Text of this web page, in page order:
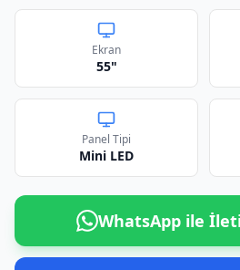
Ekran
55"
Panel Tipi
Mini LED
WhatsApp ile